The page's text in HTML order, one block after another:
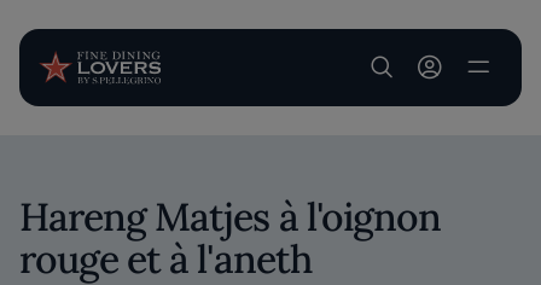
User account
Hareng Matjes à l'oignon
rouge et à l'aneth